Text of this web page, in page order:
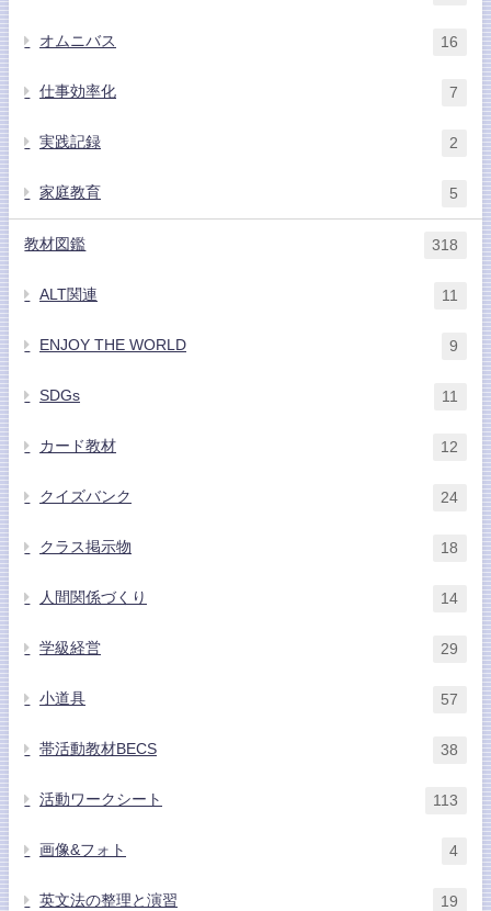
オムニバス 16
仕事効率化 7
実践記録 2
家庭教育 5
教材図鑑 318
ALT関連 11
ENJOY THE WORLD 9
SDGs 11
カード教材 12
クイズバンク 24
クラス掲示物 18
人間関係づくり 14
学級経営 29
小道具 57
帯活動教材BECS 38
活動ワークシート 113
画像&フォト 4
英文法の整理と演習 19